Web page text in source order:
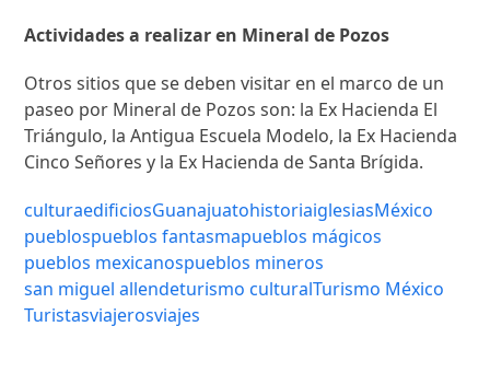
Actividades a realizar en Mineral de Pozos
Otros sitios que se deben visitar en el marco de un
paseo por Mineral de Pozos son: la Ex Hacienda El
Triángulo, la Antigua Escuela Modelo, la Ex Hacienda
Cinco Señores y la Ex Hacienda de Santa Brígida.
culturaedificiosGuanajuatohistoriaiglesiasMéxico
pueblospueblos fantasmapueblos mágicos
pueblos mexicanospueblos mineros
san miguel allendeturismo culturalTurismo México
Turistasviajerosviajes